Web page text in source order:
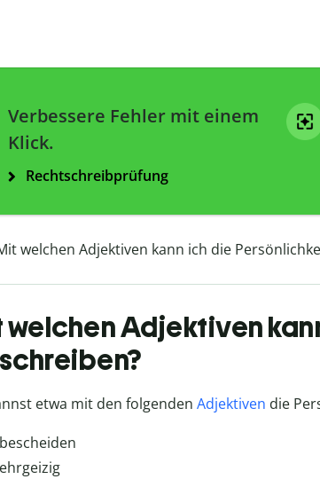
Verbessere Fehler mit einem
Klick.
Rechtschreibprüfung
welchen Adjektiven kann ich die
welchen Adjektiven
etwa mit den folgenden Adjektiven die
bescheiden
ehrgeizig